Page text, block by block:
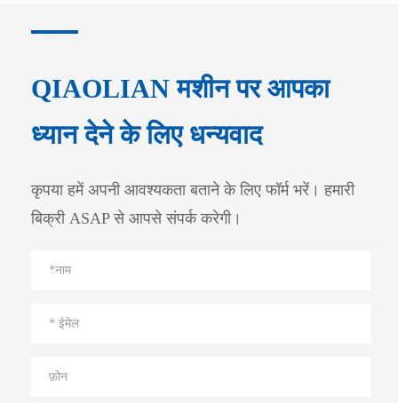
QIAOLIAN मशीन पर आपका
ध्यान देने के लिए धन्यवाद
कृपया हमें अपनी आवश्यकता बताने के लिए फॉर्म भरें। हमारी
बिक्री ASAP से आपसे संपर्क करेगी।